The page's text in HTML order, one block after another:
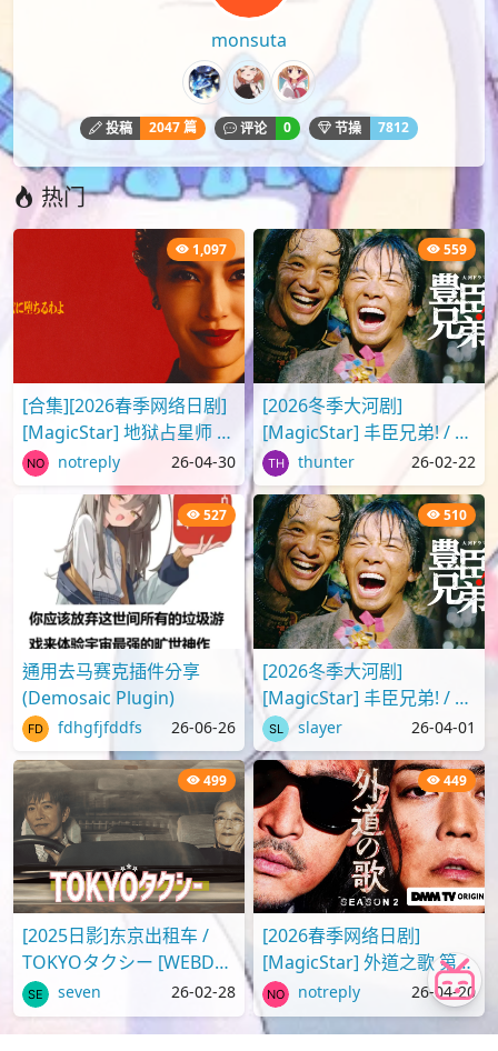
monsuta
投稿 2047 篇 评论 0 节操 7812
热门
1,097
[合集][2026春季网络日剧]
[MagicStar] 地狱占星师 /
地獄に堕ちるわよ
[WEBDL][1080p][Netflix]
[生][附官..
notreply 26-04-30
559
[2026冬季大河剧]
[MagicStar] 丰臣兄弟! / 豊
臣兄弟! EP07 [WEBDL]
[1080p][NHKP][生][附日
字]
thunter 26-02-22
527
通用去马赛克插件分享
(Demosaic Plugin)
fdhgfjfddfs 26-06-26
510
[2026冬季大河剧]
[MagicStar] 丰臣兄弟! / 豊
臣兄弟! EP12 [WEBDL]
[1080p][NHKP][生][附日
字]
slayer 26-04-01
499
[2025日影]东京出租车 /
TOKYOタクシー [WEBDL]
[1080p][U-NEXT][生]
seven 26-02-28
449
[2026春季网络日剧]
[MagicStar] 外道之歌 第二
季 / 外道の歌 2 EP01
[WEBDL][1080p][DMM-
TV][生][附日字]
notreply 26-04-20